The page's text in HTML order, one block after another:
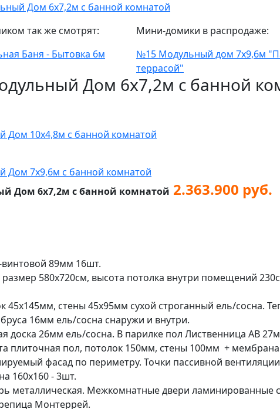
Дом 6х7,2м с банной комнатой
так же смотрят:
Баня - Бытовка 6м
Мини-домики в распродаже:
№15 Модульный дом 7х9,6м
террасой"
Дом 6х7,2м с банной
10х4,8м с банной комнатой
7х9,6м с банной комнатой
Дом 6х7,2м с банной комнатой 2.363.900 руб.
89мм 16шт.
580х720см, высота потолка внутри помещений
45х145мм, стены 45х95мм сухой строганный ель/сосна.
16мм ель/сосна снаружи и внутри.
доска 26мм ель/сосна. В парилке пол Лиственница АВ
плиточная пол, потолок 150мм, стены 100мм +
фасад по периметру. Точки пассивной
160х160 - 3шт.
металлическая. Межкомнатные двери ламинированные
Монтеррей.